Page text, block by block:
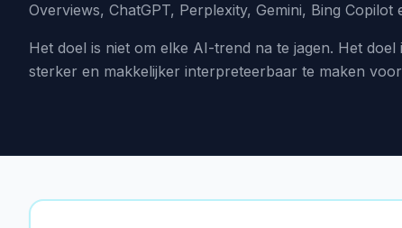
Overviews, ChatGPT, Perplexity, Gemini, Bing
Het doel is niet om elke AI-trend na te jagen. Het
sterker en makkelijker interpreteerbaar te maken